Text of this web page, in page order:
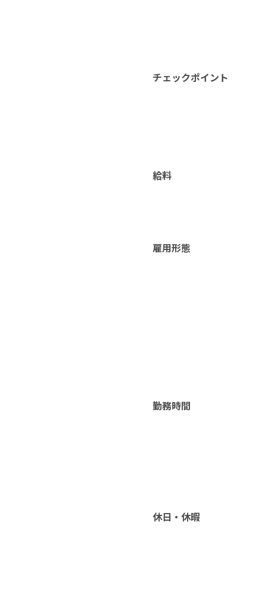
チェックポイント
給料
雇用形態
勤務時間
休日・休暇